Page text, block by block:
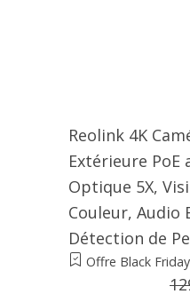
Reolink 4K
Extérieure PoE
Optique 5X,
Couleur, Audio
Détection de
Offre Black Friday